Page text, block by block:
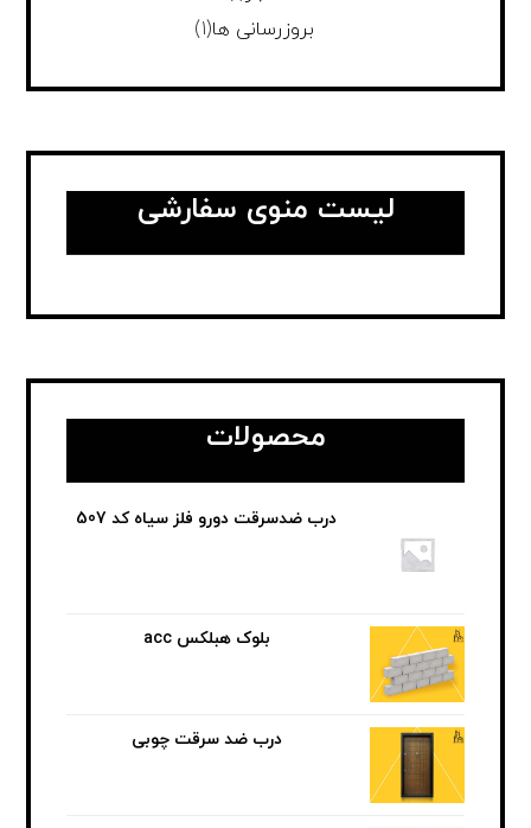
بروزرسانی ها(1)
لیست منوی سفارشی
محصولات
درب ضدسرقت دورو فلز سیاه کد 507
بلوک هبلکس acc
درب ضد سرقت چوبی